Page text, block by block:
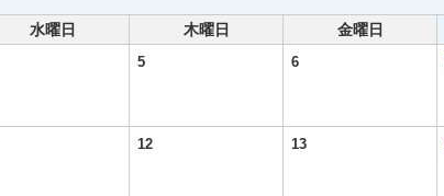
水曜日 木曜日 金曜日
5 6
12 13